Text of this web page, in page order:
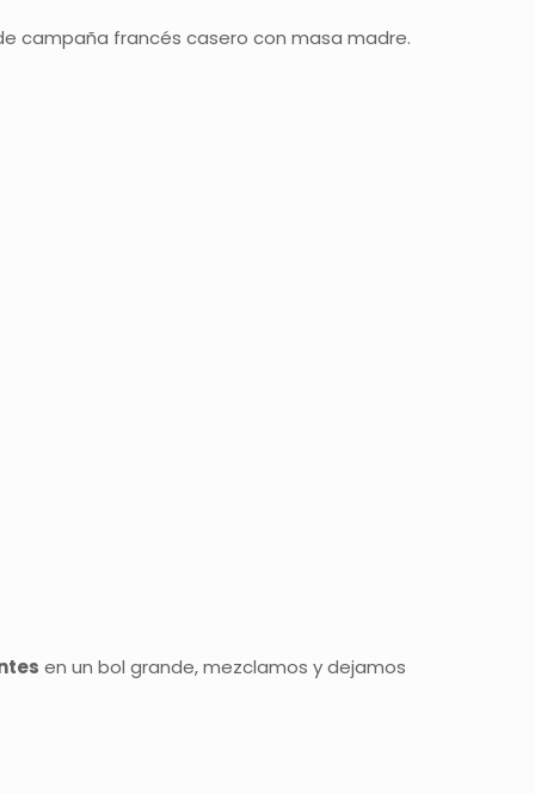
campaña francés casero con masa madre.
en un bol grande, mezclamos y dejamos